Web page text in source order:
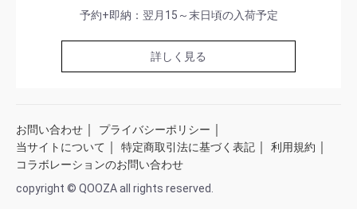
予約+即納：翌月15～末日頃の入荷予定
詳しく見る
お問い合わせ プライバシーポリシー
当サイトについて 特定商取引法に基づく表記 利用規約
コラボレーションのお問い合わせ
copyright © QOOZA all rights reserved.